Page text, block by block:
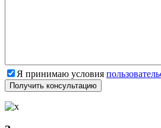
Я принимаю условия